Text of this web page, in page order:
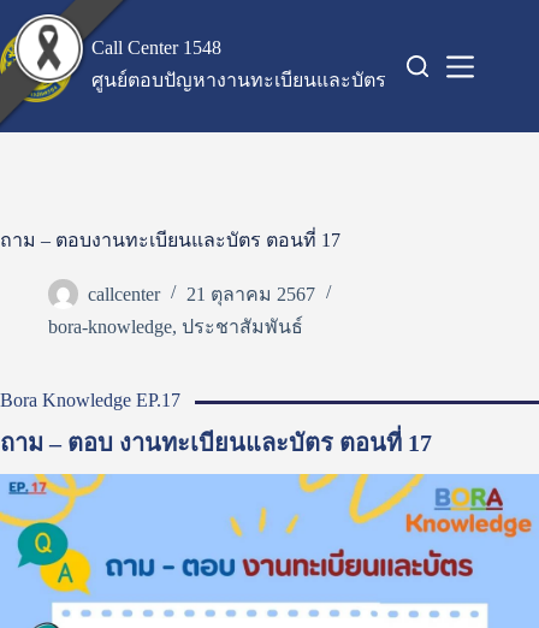
content
Call Center 1548
ศูนย์ตอบปัญหางานทะเบียนและบัตร
ถาม – ตอบงานทะเบียนและบัตร ตอนที่ 17
callcenter
21 ตุลาคม 2567
bora-knowledge, ประชาสัมพันธ์
Bora Knowledge EP.17
ถาม – ตอบ งานทะเบียนและบัตร ตอนที่ 17